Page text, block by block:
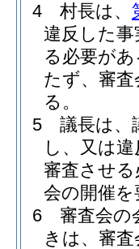
4
村長は、
違反した
る必要が
たず、審
る。
5
議長は、
し、又は
審査させ
会の開催
6
審査会の
きは、審